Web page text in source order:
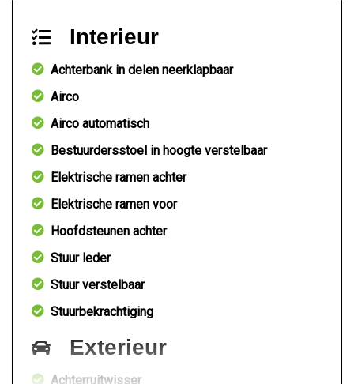
Interieur
Achterbank in delen neerklapbaar
Airco
Airco automatisch
Bestuurdersstoel in hoogte verstelbaar
Elektrische ramen achter
Elektrische ramen voor
Hoofdsteunen achter
Stuur leder
Stuur verstelbaar
Stuurbekrachtiging
Exterieur
Achterruitwisser